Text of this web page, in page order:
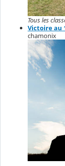
Tous les
Victoire au
chamonix